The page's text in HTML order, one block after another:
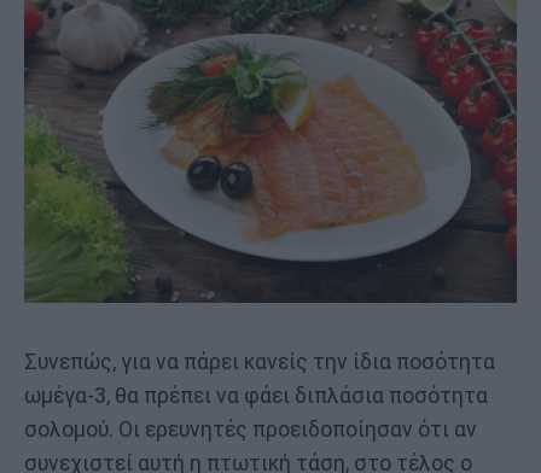
Συνεπώς, για να πάρει κανείς την ίδια ποσότητα
ωμέγα-3, θα πρέπει να φάει διπλάσια ποσότητα
σολομού. Οι ερευνητές προειδοποίησαν ότι αν
συνεχιστεί αυτή η πτωτική τάση, στο τέλος ο